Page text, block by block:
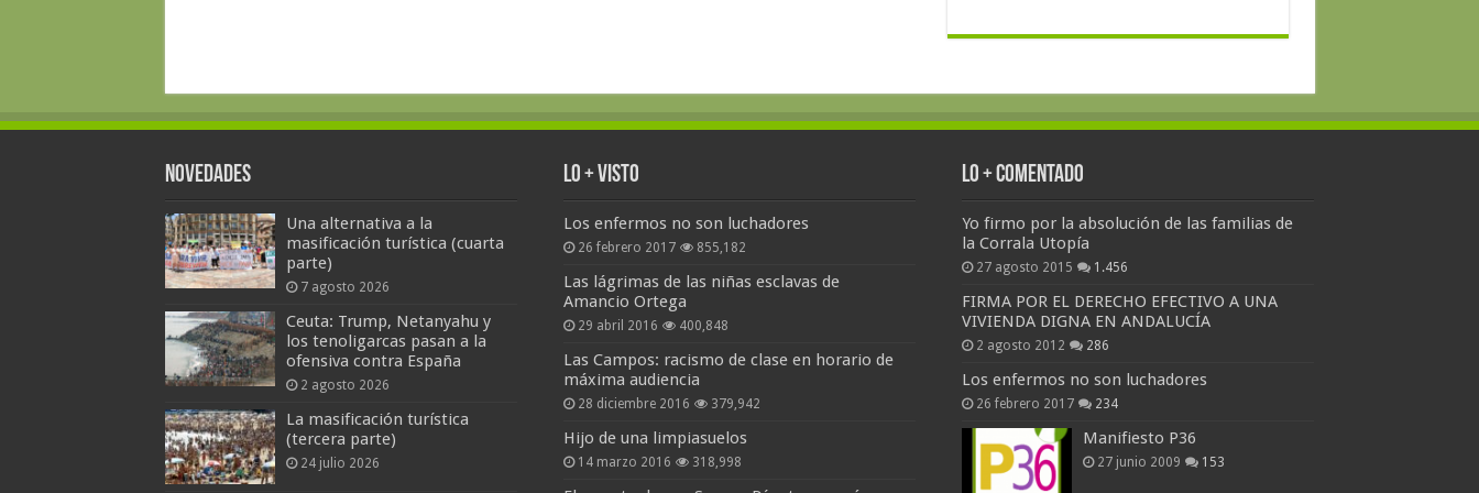
Novedades
Una alternativa a la
masificación turística (cuarta
parte)
7 agosto 2026
Ceuta: Trump, Netanyahu y
los tenoligarcas pasan a la
ofensiva contra España
2 agosto 2026
La masificación turística
(tercera parte)
24 julio 2026
Lo + Visto
Los enfermos no son luchadores
26 febrero 2017 855,182
Las lágrimas de las niñas esclavas de
Amancio Ortega
29 abril 2016 400,848
Las Campos: racismo de clase en horario de
máxima audiencia
28 diciembre 2016 379,942
Hijo de una limpiasuelos
14 marzo 2016 318,998
Lo + Comentado
Yo firmo por la absolución de las familias de
la Corrala Utopía
27 agosto 2015 1.456
FIRMA POR EL DERECHO EFECTIVO A UNA
VIVIENDA DIGNA EN ANDALUCÍA
2 agosto 2012 286
Los enfermos no son luchadores
26 febrero 2017 234
Manifiesto P36
27 junio 2009 153